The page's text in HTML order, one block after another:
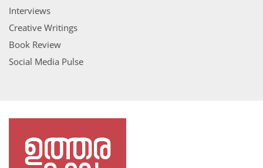
Interviews
Creative Writings
Book Review
Social Media Pulse